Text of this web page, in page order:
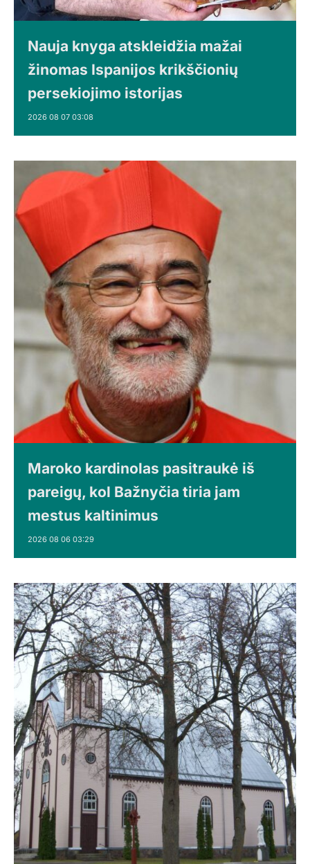
Nauja knyga atskleidžia mažai
žinomas Ispanijos krikščionių
persekiojimo istorijas
2026 08 07 03:08
Maroko kardinolas pasitraukė iš
pareigų, kol Bažnyčia tiria jam
mestus kaltinimus
2026 08 06 03:29